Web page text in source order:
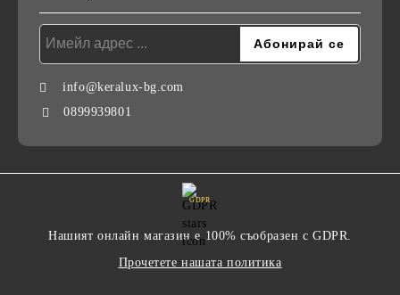
info@keralux-bg.com
0899939801
GDPR
Нашият онлайн магазин е 100% съобразен с GDPR.
Прочетете нашата политика